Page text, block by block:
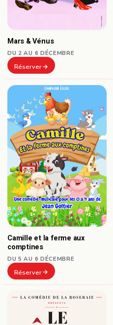
Mars & Vénus
DU 2 AU 6 DÉCEMBRE
Réserver
Camille et la ferme aux
comptines
DU 5 AU 6 DÉCEMBRE
Réserver